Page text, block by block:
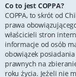
Co to jest COPPA?
COPPA, to skrót od
prawa
właścicieli stron
informacje od osób
obowiązek
prawnych na
roku życia. Jeżeli nie